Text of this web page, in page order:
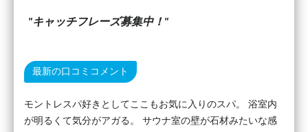
キャッチフレーズ募集中！
最新の口コミコメント
モントレスパ好きとしてここもお気に入りのスパ。 浴室内
が明るくて気分がアガる。 サウナ室の壁が石材みたいな感